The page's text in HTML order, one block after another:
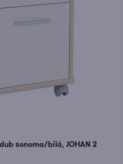
sonoma/bílá, JOHAN 2